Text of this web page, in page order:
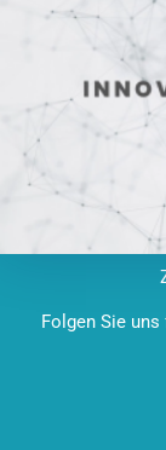
Folgen Sie